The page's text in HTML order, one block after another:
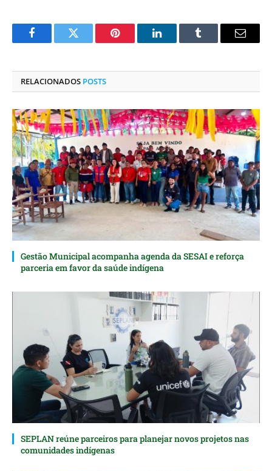
FacebookTwitter Pinterest O
Tumblr
E-
RELACIONADOS POSTS
Gestão Municipal acompanha agenda da SESAI e reforça
parceria em favor da saúde indígena
SEPLAN reúne parceiros para planejar novos projetos nas
comunidades indígenas